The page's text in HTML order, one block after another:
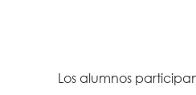
Los alumnos